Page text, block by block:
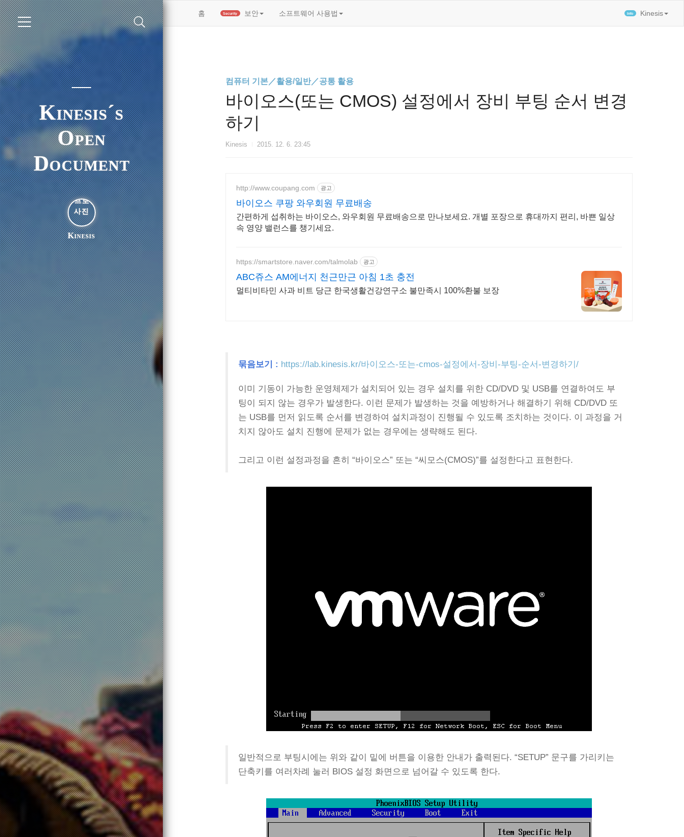
홈(current) Security
보안 소프트웨어 사용법 Kinesis
Kinesis´s
Open
Document
Kinesis
컴퓨터 기본／활용/일반／공통 활용
바이오스(또는 CMOS) 설정에서 장비 부팅 순서 변경
하기
Kinesis 2015. 12. 6. 23:45
http://www.coupang.com 광고
바이오스 쿠팡 와우회원 무료배송
간편하게 섭취하는 바이오스, 와우회원 무료배송으로 만나보세요. 개별 포장으로 휴대까지 편리, 바쁜 일상
속 영양 밸런스를 챙기세요.
https://smartstore.naver.com/talmolab 광고
ABC쥬스 AM에너지 천근만근 아침 1초 충전
멀티비타민 사과 비트 당근 한국생활건강연구소 불만족시 100%환불 보장
묶음보기 : https://lab.kinesis.kr/바이오스-또는-cmos-설정에서-장비-부팅-순서-변경하기/
이미 기동이 가능한 운영체제가 설치되어 있는 경우 설치를 위한 CD/DVD 및 USB를 연결하여도 부
팅이 되지 않는 경우가 발생한다. 이런 문제가 발생하는 것을 예방하거나 해결하기 위해 CD/DVD 또
는 USB를 먼저 읽도록 순서를 변경하여 설치과정이 진행될 수 있도록 조치하는 것이다. 이 과정을 거
치지 않아도 설치 진행에 문제가 없는 경우에는 생략해도 된다.
그리고 이런 설정과정을 흔히 “바이오스” 또는 “씨모스(CMOS)”를 설정한다고 표현한다.
일반적으로 부팅시에는 위와 같이 밑에 버튼을 이용한 안내가 출력된다. “SETUP” 문구를 가리키는
단축키를 여러차례 눌러 BIOS 설정 화면으로 넘어갈 수 있도록 한다.
티스토리툴바